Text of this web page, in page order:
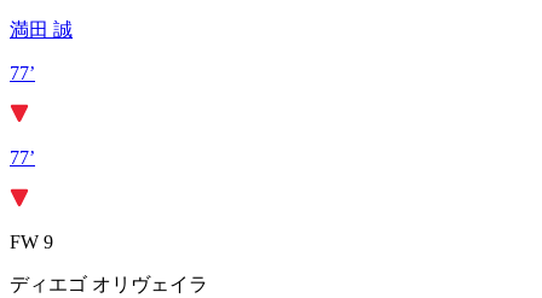
満田 誠
77’
77’
FW 9
ディエゴ オリヴェイラ